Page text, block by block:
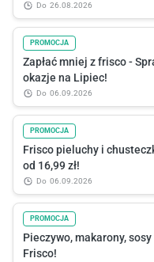
do 26.08.2026
PROMOCJA
Zapłać mniej z frisco -
okazje na Lipiec!
do 06.09.2026
PROMOCJA
Frisco pieluchy i
od 16,99 zł!
do 06.09.2026
PROMOCJA
Pieczywo, makarony, sosy
Frisco!